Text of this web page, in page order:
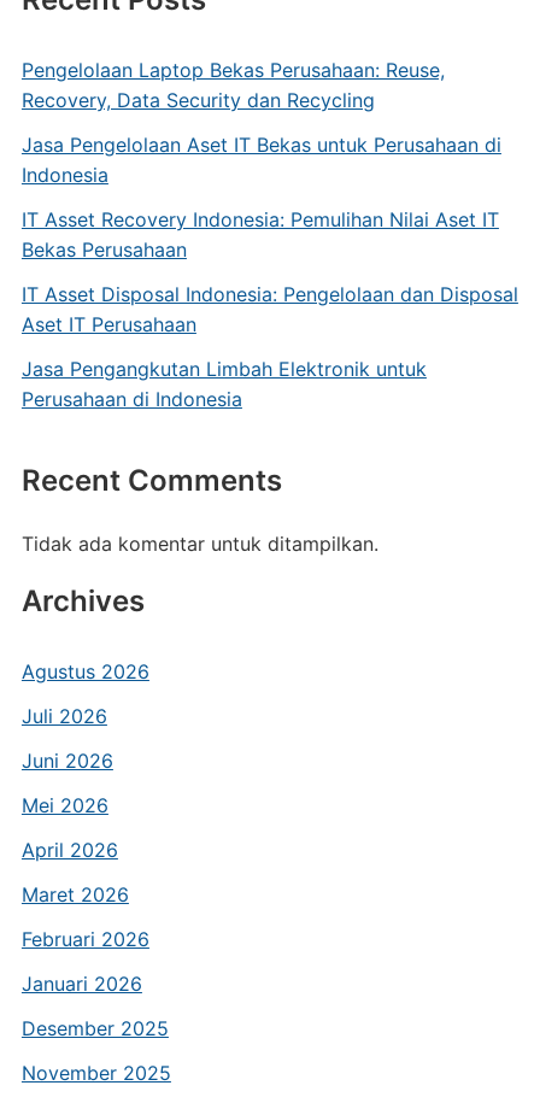
Pengelolaan Laptop Bekas Perusahaan: Reuse,
Recovery, Data Security dan Recycling
Jasa Pengelolaan Aset IT Bekas untuk Perusahaan di
Indonesia
IT Asset Recovery Indonesia: Pemulihan Nilai Aset IT
Bekas Perusahaan
IT Asset Disposal Indonesia: Pengelolaan dan Disposal
Aset IT Perusahaan
Jasa Pengangkutan Limbah Elektronik untuk
Perusahaan di Indonesia
Recent Comments
Tidak ada komentar untuk ditampilkan.
Archives
Agustus 2026
Juli 2026
Juni 2026
Mei 2026
April 2026
Maret 2026
Februari 2026
Januari 2026
Desember 2025
November 2025